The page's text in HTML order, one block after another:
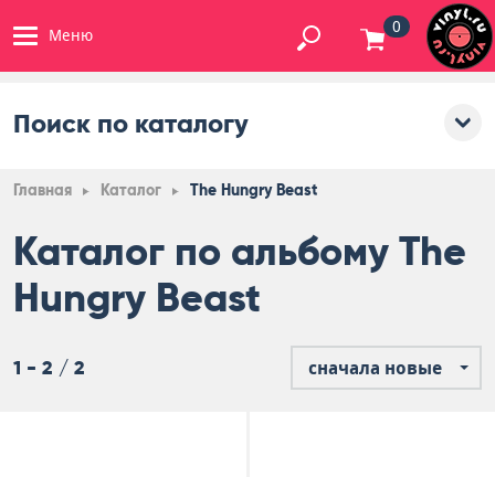
Меню 0
Поиск по каталогу
Главная Каталог The Hungry Beast
Каталог по альбому The
Hungry Beast
1 - 2 / 2 сначала новые